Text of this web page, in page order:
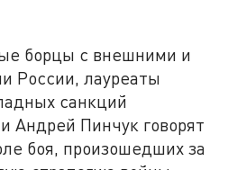
борцы с внешними и
России, лауреаты
санкций
Андрей Пинчук говорят
боя, произошедших за